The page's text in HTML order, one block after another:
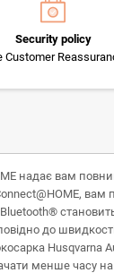
Security policy
Customer
надає вам
вам
до
Husqvarna
менше часу